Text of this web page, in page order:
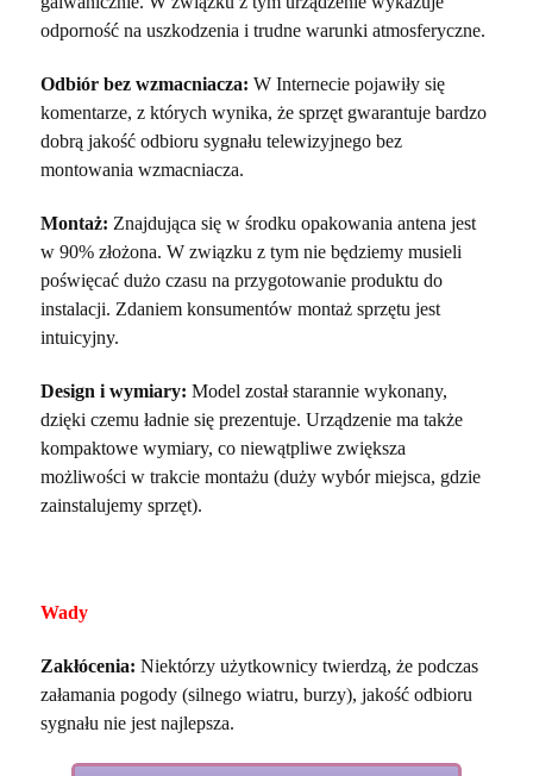
odporność na uszkodzenia i trudne warunki atmosferyczne.
Odbiór bez wzmacniacza: W Internecie pojawiły się
komentarze, z których wynika, że sprzęt gwarantuje bardzo
dobrą jakość odbioru sygnału telewizyjnego bez
montowania wzmacniacza.
Montaż: Znajdująca się w środku opakowania antena jest
w 90% złożona. W związku z tym nie będziemy musieli
poświęcać dużo czasu na przygotowanie produktu do
instalacji. Zdaniem konsumentów montaż sprzętu jest
intuicyjny.
Design i wymiary: Model został starannie wykonany,
dzięki czemu ładnie się prezentuje. Urządzenie ma także
kompaktowe wymiary, co niewątpliwe zwiększa
możliwości w trakcie montażu (duży wybór miejsca, gdzie
zainstalujemy sprzęt).
Wady
Zakłócenia: Niektórzy użytkownicy twierdzą, że podczas
załamania pogody (silnego wiatru, burzy), jakość odbioru
sygnału nie jest najlepsza.